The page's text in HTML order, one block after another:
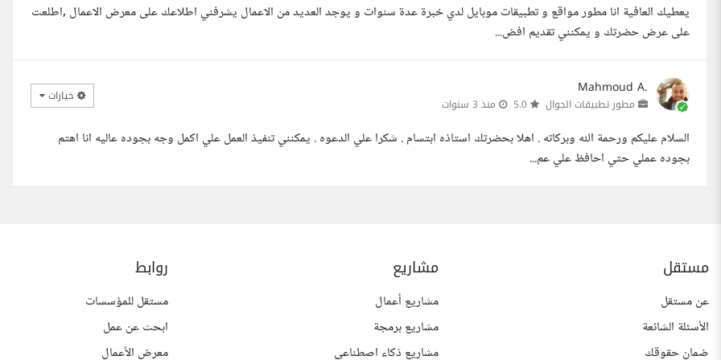
يعطيك العافية انا مطور مواقع و تطبيقات موبايل لدي خبرة عدة سنوات و يوجد العديد من الاعمال يشرفني اطلاعك على معرض الاعمال ,اطلعت
على عرض حضرتك و يمكنني تقديم افض...
Mahmoud A.
مطور تطبيقات الجوال منذ 3 سنوات خيارات
السلام عليكم ورحمة الله وبركاته . اهلا بحضرتك استاذه ابتسام . شكرا علي الدعوه . يمكنني تنفيذ العمل علي اكمل وجه بجوده عاليه انا اهتم
بجوده عملي حتي احافظ علي عم...
مستقل
عن مستقل
الأسئلة الشائعة
ضمان حقوقك
مشاريع
مشاريع أعمال
مشاريع برمجة
مشاريع ذكاء اصطناعي
روابط
مستقل للمؤسسات
ابحث عن عمل
معرض الأعمال